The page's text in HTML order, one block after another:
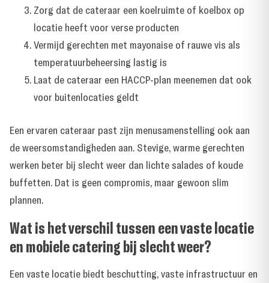
Zorg dat de cateraar een koelruimte of koelbox op
locatie heeft voor verse producten
Vermijd gerechten met mayonaise of rauwe vis als
temperatuurbeheersing lastig is
Laat de cateraar een HACCP-plan meenemen dat ook
voor buitenlocaties geldt
Een ervaren cateraar past zijn menusamenstelling ook aan
de weersomstandigheden aan. Stevige, warme gerechten
werken beter bij slecht weer dan lichte salades of koude
buffetten. Dat is geen compromis, maar gewoon slim
plannen.
Wat is het verschil tussen een vaste locatie
en mobiele catering bij slecht weer?
Een vaste locatie biedt beschutting, vaste infrastructuur en